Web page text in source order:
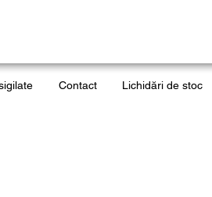
Contact Lichidări de stoc